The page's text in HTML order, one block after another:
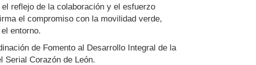
reflejo de la colaboración y el esfuerzo
el compromiso con la movilidad verde,
entorno.
de Fomento al Desarrollo Integral de la
Serial Corazón de León.